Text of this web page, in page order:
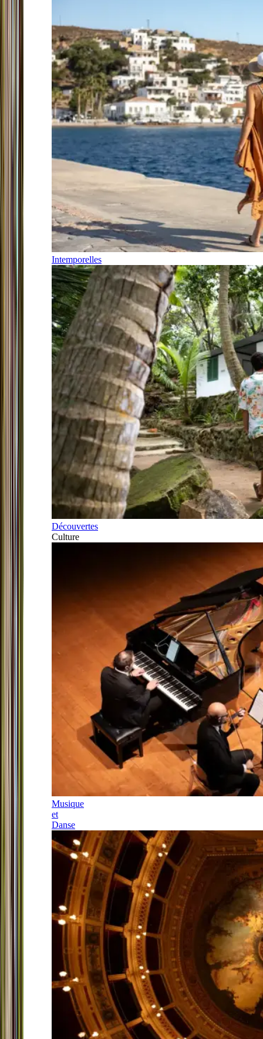
Intemporelles
Découvertes
Culture
Musique
et
Danse